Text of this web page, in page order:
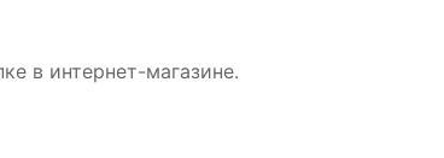
в интернет-магазине.